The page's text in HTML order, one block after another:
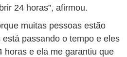
24 horas”, afirmou.
muitas pessoas estão
está passando o tempo e eles
horas e ela me garantiu que